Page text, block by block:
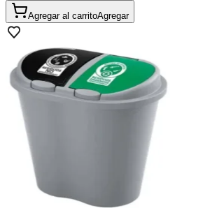
Agregar al carritoAgregar